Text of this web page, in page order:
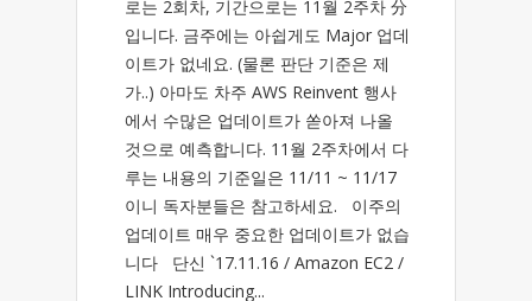
로는 2회차, 기간으로는 11월 2주차 分
입니다. 금주에는 아쉽게도 Major 업데
이트가 없네요. (물론 판단 기준은 제
가..) 아마도 차주 AWS Reinvent 행사
에서 수많은 업데이트가 쏟아져 나올
것으로 예측합니다. 11월 2주차에서 다
루는 내용의 기준일은 11/11 ~ 11/17
이니 독자분들은 참고하세요. 이주의
업데이트 매우 중요한 업데이트가 없습
니다 단신 `17.11.16 / Amazon EC2 /
LINK Introducing...